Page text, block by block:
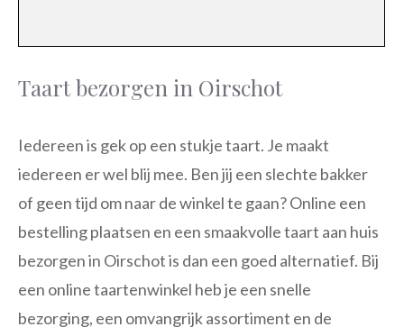
Taart bezorgen in Oirschot
Iedereen is gek op een stukje taart. Je maakt
iedereen er wel blij mee. Ben jij een slechte bakker
of geen tijd om naar de winkel te gaan? Online een
bestelling plaatsen en een smaakvolle taart aan huis
bezorgen in Oirschot is dan een goed alternatief. Bij
een online taartenwinkel heb je een snelle
bezorging, een omvangrijk assortiment en de